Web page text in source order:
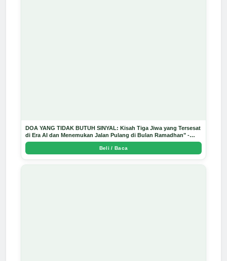
DOA YANG TIDAK BUTUH SINYAL: Kisah Tiga Jiwa yang Tersesat
di Era AI dan Menemukan Jalan Pulang di Bulan Ramadhan" -
Arda Dinata
Beli / Baca